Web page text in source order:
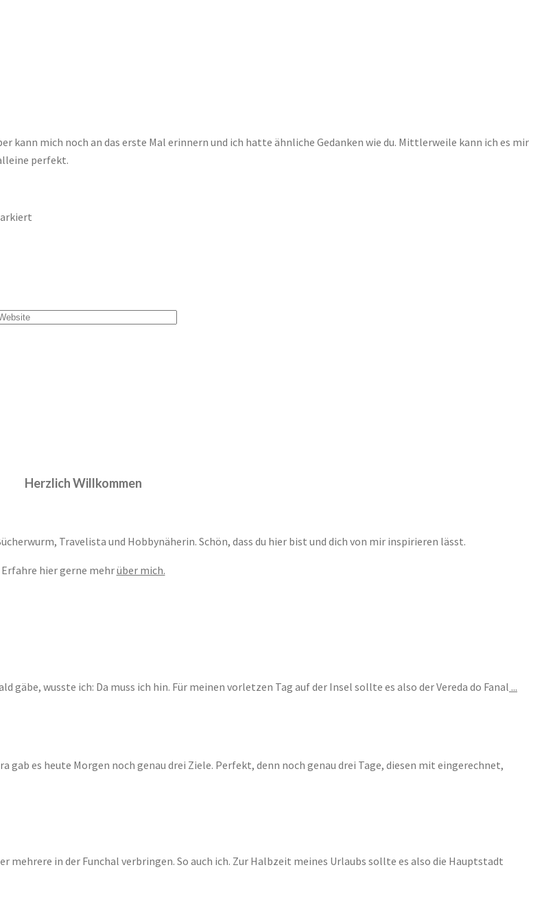
kann mich noch an das erste Mal erinnern und ich hatte ähnliche Gedanken wie du. Mittlerweile kann ich es mir
perfekt.
Herzlich Willkommen
Travelista und Hobbynäherin. Schön, dass du hier bist und dich von mir inspirieren lässt.
Erfahre hier gerne mehrüber mich.
gäbe, wusste ich: Da muss ich hin. Für meinen vorletzen Tag auf der Insel sollte es also der Vereda do Fanal ...
es heute Morgen noch genau drei Ziele. Perfekt, denn noch genau drei Tage, diesen mit eingerechnet,
mehrere in der Funchal verbringen. So auch ich. Zur Halbzeit meines Urlaubs sollte es also die Hauptstadt